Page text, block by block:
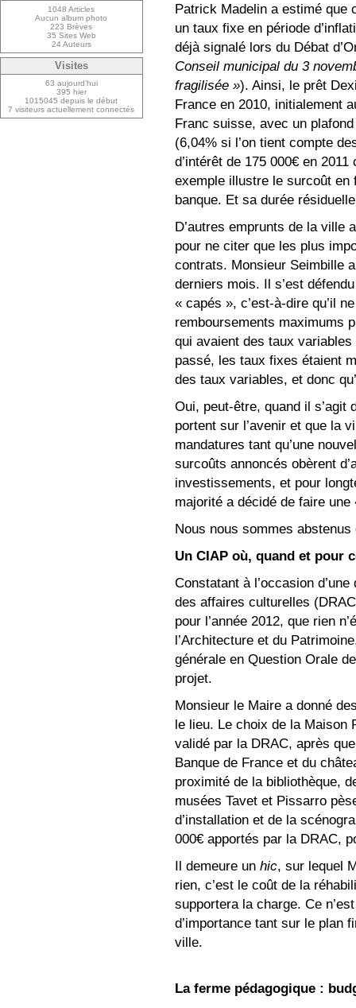
Patrick Madelin a estimé que
un taux fixe en période
déjà signalé lors du Débat
Conseil municipal du 3
fragilisée »). Ainsi, le prêt
France en 2010, initialement
Franc suisse, avec un
(6,04% si l’on tient compte
d’intérêt de 175 000€ en
exemple illustre le surcoût
banque. Et sa durée
D’autres emprunts de la ville
pour ne citer que les plus
contrats. Monsieur Seimbille
derniers mois. Il s’est
« capés », c’est-à-dire qu’il
remboursements maximums
qui avaient des taux
passé, les taux fixes étaient
des taux variables, et donc
Oui, peut-être, quand il s’agit
portent sur l’avenir et que la
mandatures tant qu’une
surcoûts annoncés obèrent
investissements, et pour
majorité a décidé de faire
Nous nous sommes
Un CIAP où, quand et pour
Constatant à l’occasion
des affaires culturelles
pour l’année 2012, que rien
l’Architecture et du
générale en Question Orale
projet.
Monsieur le Maire a donné
le lieu. Le choix de la Maison
validé par la DRAC, après
Banque de France et du
proximité de la bibliothèque,
musées Tavet et Pissarro
d’installation et de la
000€ apportés par la DRAC,
Il demeure un hic, sur lequel
rien, c’est le coût de la
supportera la charge. Ce
d’importance tant sur le plan
ville.
La ferme pédagogique :
1048 Articles
Aucun album photo
223 Brèves
35 Sites Web
24 Auteurs
Visites
63 aujourd’hui
395 hier
1015045 depuis le début
7 visiteurs actuellement connectés